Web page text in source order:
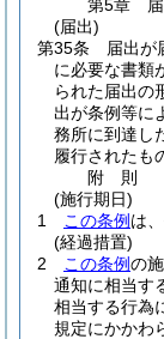
第5章
(届出)
第35条
届出が
に必要な書類
られた届出の
出が条例等に
務所に到達し
履行されたも
附 則
(施行期日)
1
この条例 は
(経過措置)
2
この条例の
通知に相当す
相当する行為
規定にかかわ